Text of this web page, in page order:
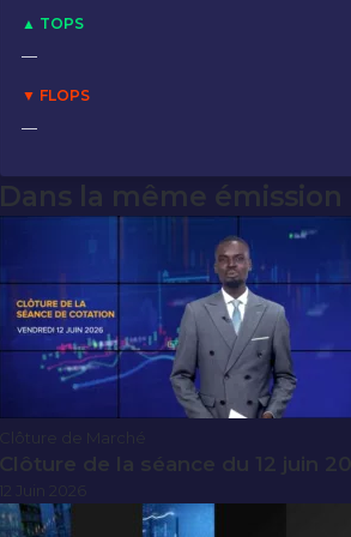
▲ TOPS
—
▼ FLOPS
—
Dans la même émission
Clôture de la séance du 12 juin